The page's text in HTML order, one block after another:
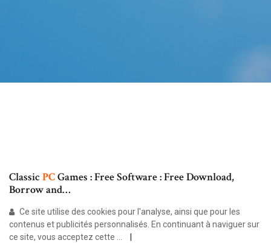
Classic PCGames : Free Software : Free Download,
Borrow and…
Ce site utilise des cookies pour l'analyse, ainsi que pour les
contenus et publicités personnalisés. En continuant à naviguer sur
ce site, vous acceptez cette ...